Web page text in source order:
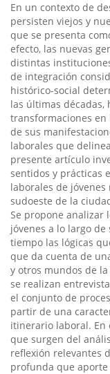
En un contexto de
persisten viejos y
que se presenta
efecto, las nuevas
distintas
de integración
histórico-social
las últimas
transformaciones
de sus
laborales que
presente artí­culo
sentidos y prácticas
laborales de
sudoeste de la
Se propone analizar
jóvenes a lo largo
tiempo las lógicas
que da cuenta de
y otros mundos de
se realizan
el conjunto de
partir de una
itinerario laboral. En
que surgen del
reflexión relevantes
profunda que